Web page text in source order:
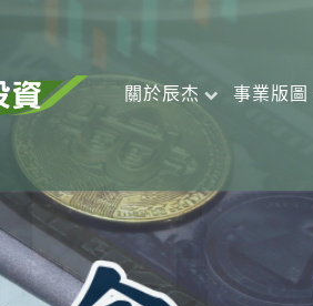
關於辰杰 事業版圖